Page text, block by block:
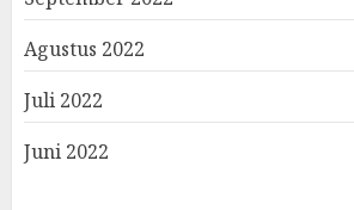
Agustus 2022
Juli 2022
Juni 2022